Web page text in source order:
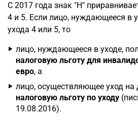
С 2017 года знак "H"
4 и 5. Если лицо, нуждающееся в
ухода 4 или 5, то
лицо, нуждающееся в уходе,
налоговую льготу для
евро, а
лицо, осуществляющее уход на
налоговую льготу по уходу
19.08.2016).